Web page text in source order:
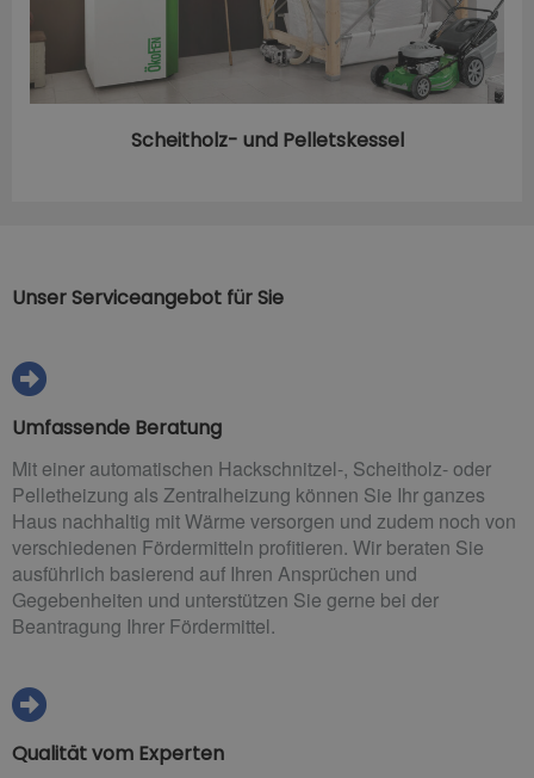
Scheitholz- und Pelletskessel
Unser Serviceangebot für Sie
Umfassende Beratung
Mit einer automatischen Hackschnitzel-, Scheitholz- oder
Pelletheizung als Zentralheizung können Sie Ihr ganzes
Haus nachhaltig mit Wärme versorgen und zudem noch von
verschiedenen Fördermitteln profitieren. Wir beraten Sie
ausführlich basierend auf Ihren Ansprüchen und
Gegebenheiten und unterstützen Sie gerne bei der
Beantragung Ihrer Fördermittel.
Qualität vom Experten